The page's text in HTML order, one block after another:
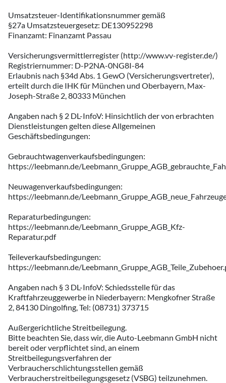
Umsatzsteuer-Identifikationsnummer gemäß
§27a Umsatzsteuergesetz: DE130952298
Finanzamt: Finanzamt Passau
Versicherungsvermittlerregister (http://www.vv-register.de/)
Registriernummer: D-P2NA-0NG8I-84
Erlaubnis nach §34d Abs. 1 GewO (Versicherungsvertreter),
erteilt durch die IHK für München und Oberbayern, Max-
Joseph-Straße 2, 80333 München
Angaben nach § 2 DL-InfoV: Hinsichtlich der von erbrachten
Dienstleistungen gelten diese Allgemeinen
Geschäftsbedingungen:
Gebrauchtwagenverkaufsbedingungen:
https://leebmann.de/
Neuwagenverkaufsbedingungen:
https://leebmann.de/
Reparaturbedingungen:
https://leebmann.de/Leebmann_Gruppe_AGB_Kfz-
Reparatur.pdf
Teileverkaufsbedingungen:
https://leebmann.de/
Angaben nach § 3 DL-InfoV: Schiedsstelle für das
Kraftfahrzeuggewerbe in Niederbayern: Mengkofner Straße
2, 84130 Dingolfing, Tel: (08731) 373715
Außergerichtliche Streitbeilegung.
Bitte beachten Sie, dass wir, die Auto-Leebmann GmbH nicht
bereit oder verpflichtet sind, an einem
Streitbeilegungsverfahren der
Verbraucherschlichtungsstellen gemäß
Verbraucherstreitbeilegungsgesetz (VSBG) teilzunehmen.